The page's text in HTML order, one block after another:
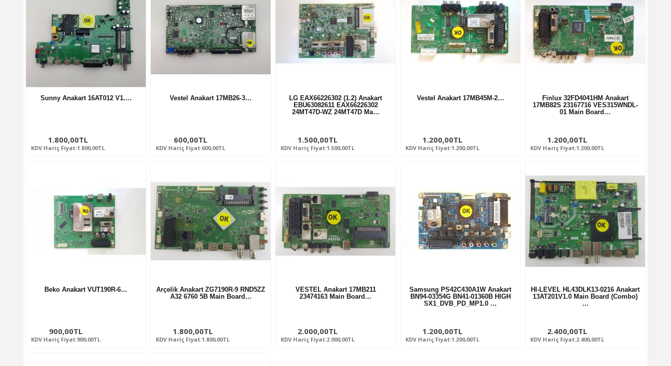
Sunny Anakart 16AT012 V1.…
1.800,00TL
KDV Hariç Fiyat:1.800,00TL
Vestel Anakart 17MB26-3…
600,00TL
KDV Hariç Fiyat:600,00TL
LG EAX66226302 (1.2) Anakart
EBU63082611 EAX66226302
24MT47D-WZ 24MT47D Ma…
1.500,00TL
KDV Hariç Fiyat:1.500,00TL
Vestel Anakart 17MB45M-2…
1.200,00TL
KDV Hariç Fiyat:1.200,00TL
Finlux 32FD4041HM Anakart
17MB82S 23167716 VES315WNDL-
01 Main Board…
1.200,00TL
KDV Hariç Fiyat:1.200,00TL
Beko Anakart VUT190R-6…
900,00TL
KDV Hariç Fiyat:900,00TL
Arçelik Anakart ZG7190R-9 RND5ZZ
A32 6760 5B Main Board…
1.800,00TL
KDV Hariç Fiyat:1.800,00TL
VESTEL Anakart 17MB211
23474163 Main Board…
2.000,00TL
KDV Hariç Fiyat:2.000,00TL
Samsung PS42C430A1W Anakart
BN94-03354G BN41-01360B HIGH
SX1_DVB_PD_MP1.0 …
1.200,00TL
KDV Hariç Fiyat:1.200,00TL
HI-LEVEL HL43DLK13-0216 Anakart
13AT201V1.0 Main Board (Combo)
…
2.400,00TL
KDV Hariç Fiyat:2.400,00TL